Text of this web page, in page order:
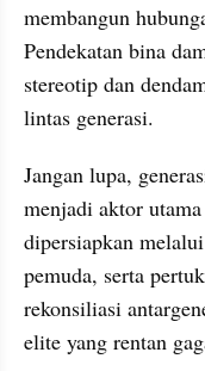
membangun
Pendekatan bina
stereotip dan
lintas generasi.
Jangan lupa,
menjadi aktor
dipersiapkan
pemuda, serta
rekonsiliasi
elite yang rentan